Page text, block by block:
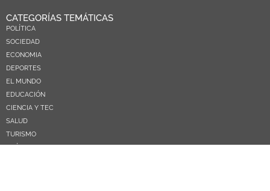
CATEGORÍAS TEMÁTICAS
POLÍTICA
SOCIEDAD
ECONOMIA
DEPORTES
EL MUNDO
EDUCACIÓN
CIENCIA Y TEC
SALUD
TURISMO
PRÓXIMOS PAGOS